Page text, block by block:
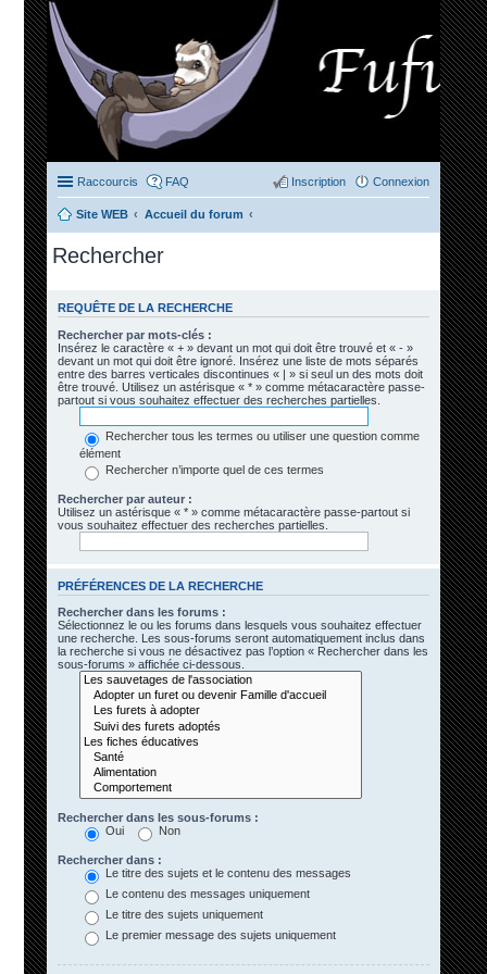
Raccourcis FAQ Connexion
Inscription
Site WEB Accueil du forum
Rechercher
REQUÊTE DE LA RECHERCHE
Rechercher par mots-clés :
Insérez le caractère « + » devant un mot qui doit être trouvé et « - »
devant un mot qui doit être ignoré. Insérez une liste de mots séparés
entre des barres verticales discontinues « | » si seul un des mots doit
être trouvé. Utilisez un astérisque « * » comme métacaractère passe-
partout si vous souhaitez effectuer des recherches partielles.
Rechercher tous les termes ou utiliser une question comme
élément
Rechercher n’importe quel de ces termes
Rechercher par auteur :
Utilisez un astérisque « * » comme métacaractère passe-partout si
vous souhaitez effectuer des recherches partielles.
PRÉFÉRENCES DE LA RECHERCHE
Rechercher dans les forums :
Sélectionnez le ou les forums dans lesquels vous souhaitez effectuer
une recherche. Les sous-forums seront automatiquement inclus dans
la recherche si vous ne désactivez pas l’option « Rechercher dans les
sous-forums » affichée ci-dessous.
Rechercher dans les sous-forums :
Oui
Non
Rechercher dans :
Le titre des sujets et le contenu des messages
Le contenu des messages uniquement
Le titre des sujets uniquement
Le premier message des sujets uniquement